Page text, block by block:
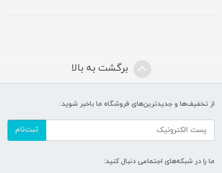
برگشت به بالا
از تخفیف‌ها و جدیدترین‌های فروشگاه ما باخبر شوید:
ثبت‌نام
ما را در شبکه‌های اجتماعی دنبال کنید: